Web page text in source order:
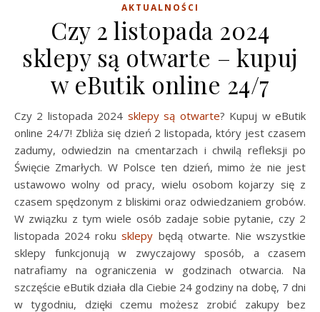
AKTUALNOŚCI
Czy 2 listopada 2024
sklepy są otwarte – kupuj
w eButik online 24/7
Czy 2 listopada 2024 sklepy są otwarte? Kupuj w eButik
online 24/7! Zbliża się dzień 2 listopada, który jest czasem
zadumy, odwiedzin na cmentarzach i chwilą refleksji po
Święcie Zmarłych. W Polsce ten dzień, mimo że nie jest
ustawowo wolny od pracy, wielu osobom kojarzy się z
czasem spędzonym z bliskimi oraz odwiedzaniem grobów.
W związku z tym wiele osób zadaje sobie pytanie, czy 2
listopada 2024 rokusklepy będą otwarte. Nie wszystkie
sklepy funkcjonują w zwyczajowy sposób, a czasem
natrafiamy na ograniczenia w godzinach otwarcia. Na
szczęście eButik działa dla Ciebie 24 godziny na dobę, 7 dni
w tygodniu, dzięki czemu możesz zrobić zakupy bez